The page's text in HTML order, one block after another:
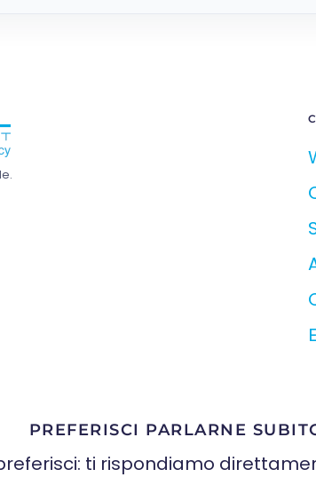
PREFERISCI PARLARNE
ti rispondiamo